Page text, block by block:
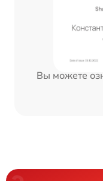
Вы можете